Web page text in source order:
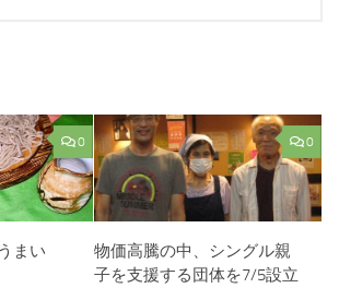
0
まい
0
物価高騰の中、シングル親
子を支援する団体を7/5設立